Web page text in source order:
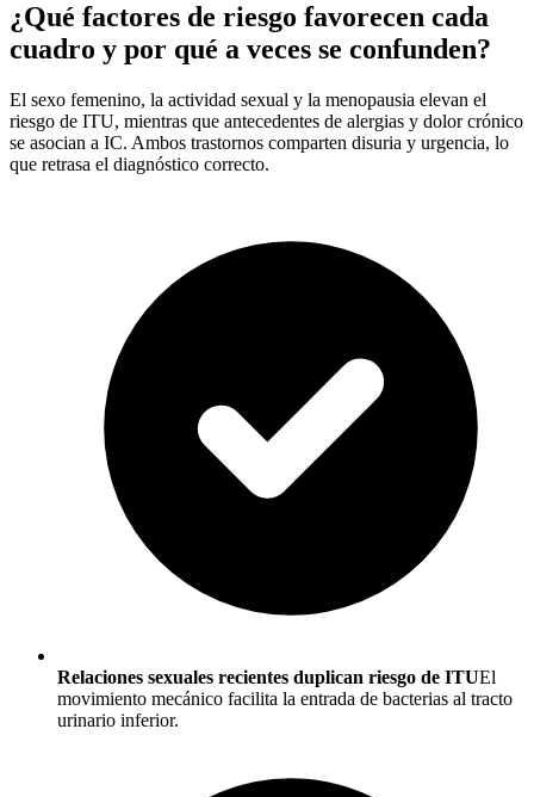
¿Qué factores de riesgo favorecen cada
cuadro y por qué a veces se confunden?
El sexo femenino, la actividad sexual y la menopausia elevan el
riesgo de ITU, mientras que antecedentes de alergias y dolor crónico
se asocian a IC. Ambos trastornos comparten disuria y urgencia, lo
que retrasa el diagnóstico correcto.
Relaciones sexuales recientes duplican riesgo de ITUEl
movimiento mecánico facilita la entrada de bacterias al tracto
urinario inferior.